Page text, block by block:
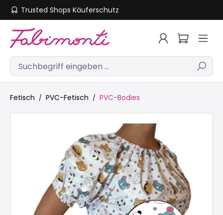
Zum Hauptinhalt springen
Trusted Shops Käuferschutz
Fetisch PVC-Fetisch PVC-Bodies